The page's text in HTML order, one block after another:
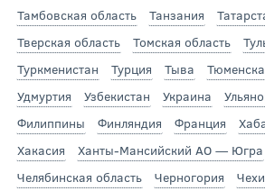
Тамбовская область
Танзания
Тверская область
Томская область
Туркменистан
Турция Тыва
Удмуртия
Узбекистан Украина
Филиппины
Финляндия Франция
Хакасия
Ханты-Мансийский АО — Югра
Челябинская область
Черногория